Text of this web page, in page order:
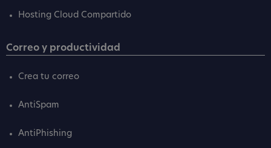
Hosting Cloud Compartido
Correo y productividad
Crea tu correo
AntiSpam
AntiPhishing